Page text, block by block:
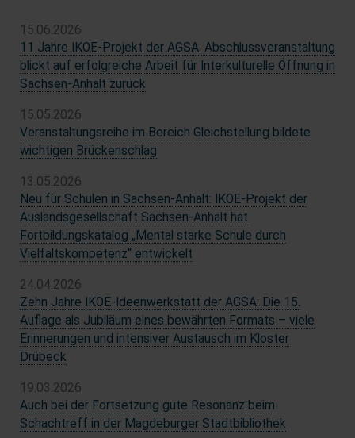
15.06.2026
11 Jahre IKOE-Projekt der AGSA: Abschlussveranstaltung
blickt auf erfolgreiche Arbeit für Interkulturelle Öffnung in
Sachsen-Anhalt zurück
15.05.2026
Veranstaltungsreihe im Bereich Gleichstellung bildete
wichtigen Brückenschlag
13.05.2026
Neu für Schulen in Sachsen-Anhalt: IKOE-Projekt der
Auslandsgesellschaft Sachsen-Anhalt hat
Fortbildungskatalog „Mental starke Schule durch
Vielfaltskompetenz“ entwickelt
24.04.2026
Zehn Jahre IKOE-Ideenwerkstatt der AGSA: Die 15.
Auflage als Jubiläum eines bewährten Formats – viele
Erinnerungen und intensiver Austausch im Kloster
Drübeck
19.03.2026
Auch bei der Fortsetzung gute Resonanz beim
Schachtreff in der Magdeburger Stadtbibliothek